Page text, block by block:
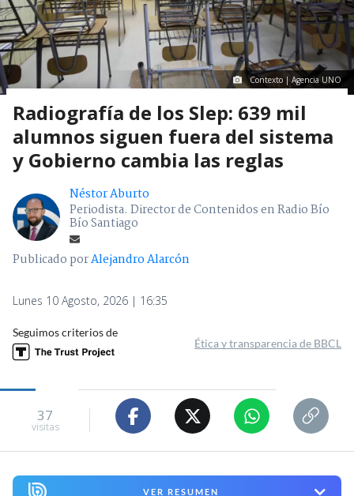
Contexto | Agencia UNO
Radiografía de los Slep: 639 mil
alumnos siguen fuera del sistema
y Gobierno cambia las reglas
Néstor Aburto
Periodista. Director de Contenidos en Radio Bío
Bío Santiago
Publicado porAlejandro Alarcón
Lunes 10 Agosto, 2026 | 16:35
Seguimos criterios de
Ética y transparencia de BBCL
37
visitas
VER RESUMEN